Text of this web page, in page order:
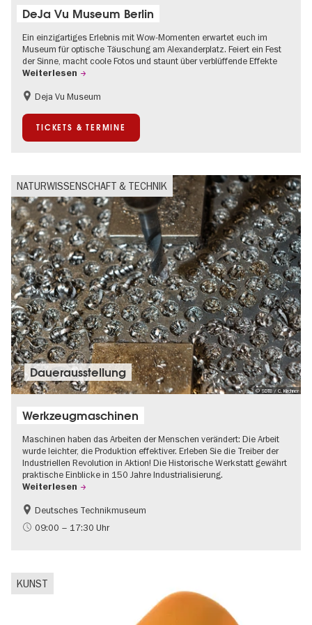
DeJa Vu Museum Berlin
Ein einzigartiges Erlebnis mit Wow-Momenten erwartet euch im
Museum für optische Täuschung am Alexanderplatz. Feiert ein Fest
der Sinne, macht coole Fotos und staunt über verblüffende Effekte
Weiterlesen
Kinder
Teenager
Deja Vu Museum
TICKETS & TERMINE
NATURWISSENSCHAFT & TECHNIK
© SDTB / C. Kirchner
Dauer­aus­stel­lung
Werkzeugmaschinen
Maschinen haben das Arbeiten der Menschen verändert: Die Arbeit
wurde leichter, die Produktion effektiver. Erleben Sie die Treiber der
Industriellen Revolution in Aktion! Die Historische Werkstatt gewährt
praktische Einblicke in 150 Jahre Industrialisierung.
Weiterlesen
Geschichte
Deutsches Technikmuseum
09:00 – 17:30 Uhr
KUNST